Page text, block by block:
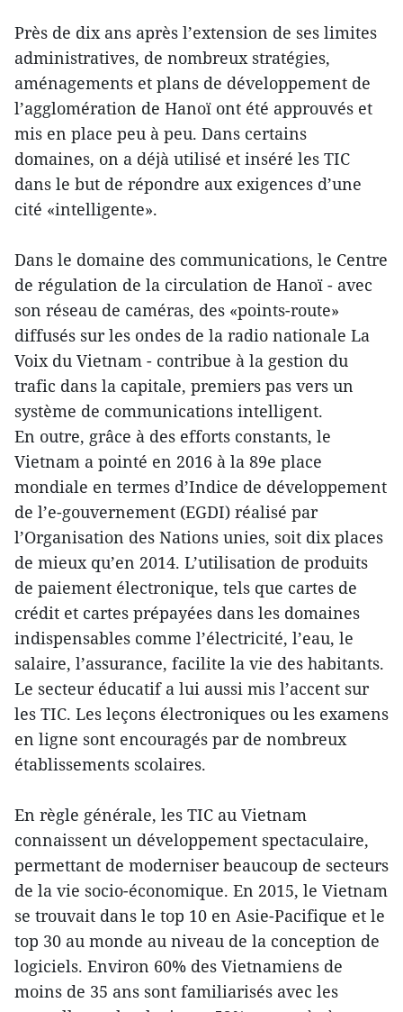
Près de dix ans après l’extension de ses limites
administratives, de nombreux stratégies,
aménagements et plans de développement de
l’agglomération de Hanoï ont été approuvés et
mis en place peu à peu. Dans certains
domaines, on a déjà utilisé et inséré les TIC
dans le but de répondre aux exigences d’une
cité «intelligente».
Dans le domaine des communications, le Centre
de régulation de la circulation de Hanoï - avec
son réseau de caméras, des «points-route»
diffusés sur les ondes de la radio nationale La
Voix du Vietnam - contribue à la gestion du
trafic dans la capitale, premiers pas vers un
système de communications intelligent.
En outre, grâce à des efforts constants, le
Vietnam a pointé en 2016 à la 89e place
mondiale en termes d’Indice de développement
de l’e-gouvernement (EGDI) réalisé par
l’Organisation des Nations unies, soit dix places
de mieux qu’en 2014. L’utilisation de produits
de paiement électronique, tels que cartes de
crédit et cartes prépayées dans les domaines
indispensables comme l’électricité, l’eau, le
salaire, l’assurance, facilite la vie des habitants.
Le secteur éducatif a lui aussi mis l’accent sur
les TIC. Les leçons électroniques ou les examens
en ligne sont encouragés par de nombreux
établissements scolaires.
En règle générale, les TIC au Vietnam
connaissent un développement spectaculaire,
permettant de moderniser beaucoup de secteurs
de la vie socio-économique. En 2015, le Vietnam
se trouvait dans le top 10 en Asie-Pacifique et le
top 30 au monde au niveau de la conception de
logiciels. Environ 60% des Vietnamiens de
moins de 35 ans sont familiarisés avec les